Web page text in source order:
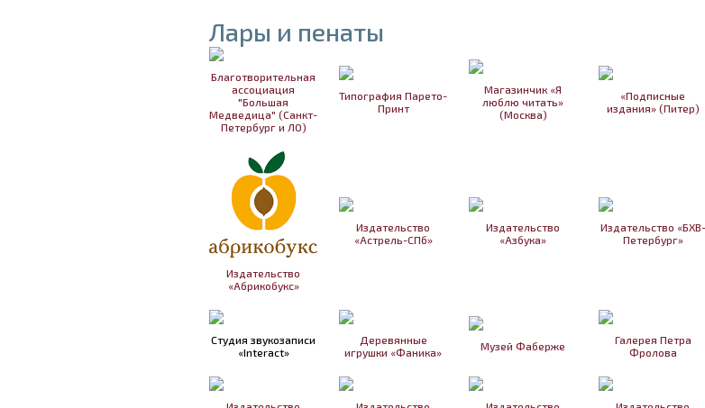
Лары и пенаты
Благотворительная
ассоциация
"Большая
Медведица" (Санкт-
Петербург и ЛО)
Типография Парето-
Принт
Магазинчик «Я
люблю читать»
(Москва)
«Подписные
издания» (Питер)
Издательство
«Абрикобукс»
Издательство
«Астрель-СПб»
Издательство
«Азбука»
Издательство «БХВ-
Петербург»
Студия звукозаписи
«Interact»
Деревянные
игрушки «Фаника»
Музей Фаберже
Галерея Петра
Фролова